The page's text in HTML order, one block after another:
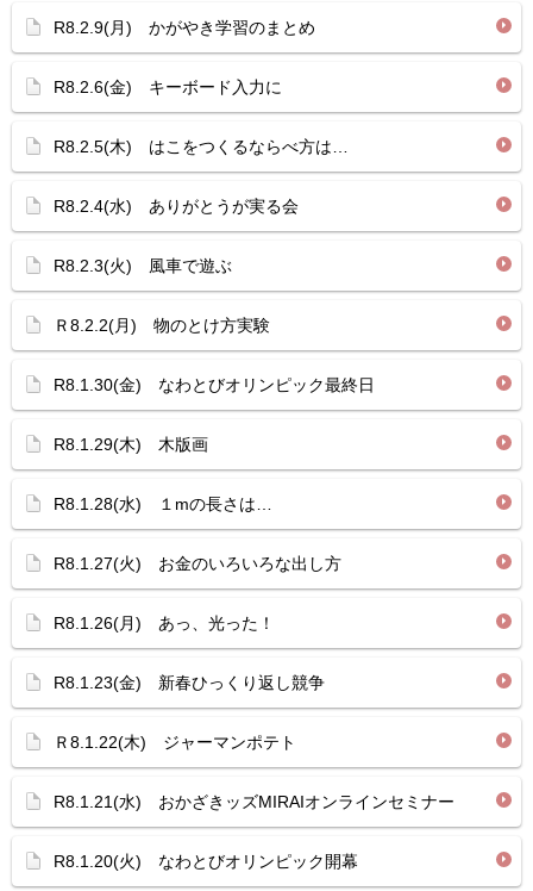
R8.2.9(月) かがやき学習のまとめ
R8.2.6(金) キーボード入力に
R8.2.5(木) はこをつくるならべ方は…
R8.2.4(水) ありがとうが実る会
R8.2.3(火) 風車で遊ぶ
Ｒ8.2.2(月) 物のとけ方実験
R8.1.30(金) なわとびオリンピック最終日
R8.1.29(木) 木版画
R8.1.28(水) １mの長さは…
R8.1.27(火) お金のいろいろな出し方
R8.1.26(月) あっ、光った！
R8.1.23(金) 新春ひっくり返し競争
Ｒ8.1.22(木) ジャーマンポテト
R8.1.21(水) おかざきッズMIRAIオンラインセミナー
R8.1.20(火) なわとびオリンピック開幕